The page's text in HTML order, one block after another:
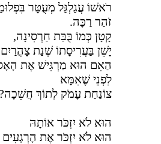
רֹאשׁוֹ עֲגַלְגַּל מְעֻטָּר
זֹהַר רַכָּה.
קָטָן כְּמוֹ בֻּבַּת חַרְסִינָה,
יָשֵׁן בַּעֲרִיסָתוֹ שְׁנַת
הַאִם הוּא מַרְגִּישׁ אֶת
לִפְנֵי שֶׁאִמָּא
צוֹנַחַת עָמֹק לְתוֹךְ חֲשֵׁכָה?
הוּא לֹא יִזְכֹּר אוֹתָהּ
הוּא לֹא יִזְכֹּר אֶת הָרְגָעִים